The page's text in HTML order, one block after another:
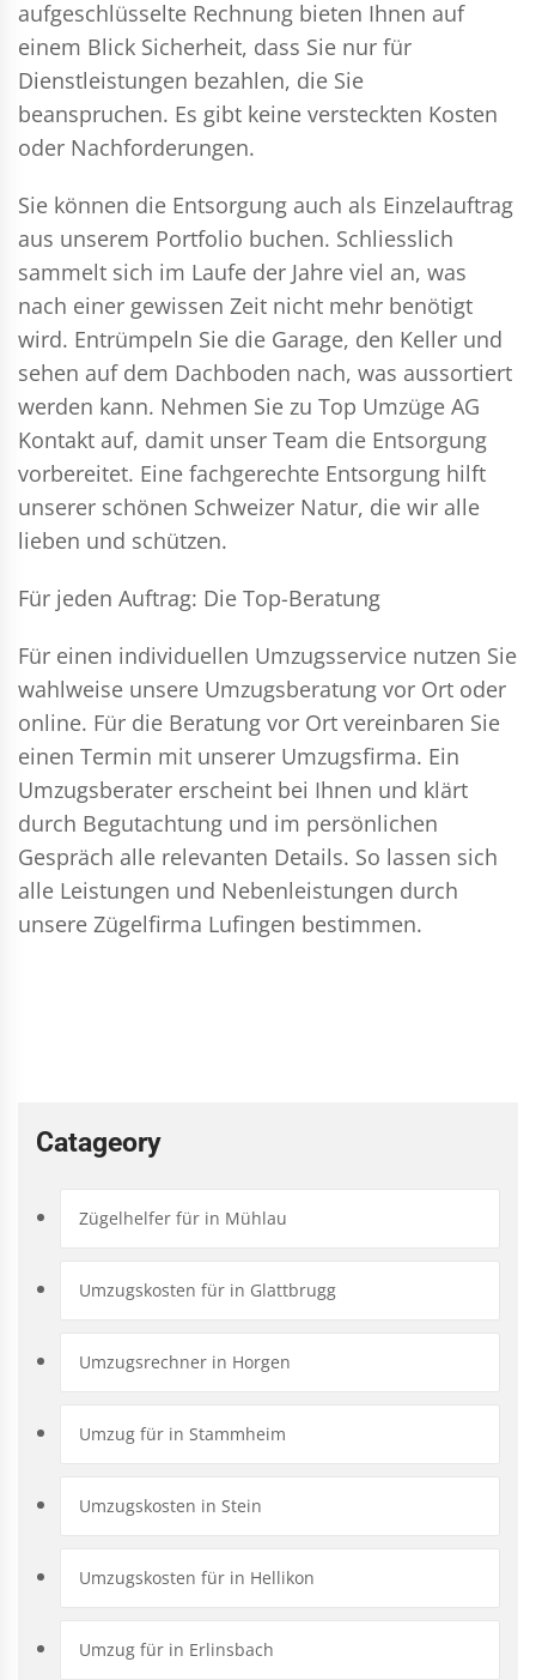
aufgeschlüsselte Rechnung bieten Ihnen auf
einem Blick Sicherheit, dass Sie nur für
Dienstleistungen bezahlen, die Sie
beanspruchen. Es gibt keine versteckten Kosten
oder Nachforderungen.
Sie können die Entsorgung auch als Einzelauftrag
aus unserem Portfolio buchen. Schliesslich
sammelt sich im Laufe der Jahre viel an, was
nach einer gewissen Zeit nicht mehr benötigt
wird. Entrümpeln Sie die Garage, den Keller und
sehen auf dem Dachboden nach, was aussortiert
werden kann. Nehmen Sie zu Top Umzüge AG
Kontakt auf, damit unser Team die Entsorgung
vorbereitet. Eine fachgerechte Entsorgung hilft
unserer schönen Schweizer Natur, die wir alle
lieben und schützen.
Für jeden Auftrag: Die Top-Beratung
Für einen individuellen Umzugsservice nutzen Sie
wahlweise unsere Umzugsberatung vor Ort oder
online. Für die Beratung vor Ort vereinbaren Sie
einen Termin mit unserer Umzugsfirma. Ein
Umzugsberater erscheint bei Ihnen und klärt
durch Begutachtung und im persönlichen
Gespräch alle relevanten Details. So lassen sich
alle Leistungen und Nebenleistungen durch
unsere Zügelfirma Lufingen bestimmen.
Catageory
Zügelhelfer für in Mühlau
Umzugskosten für in Glattbrugg
Umzugsrechner in Horgen
Umzug für in Stammheim
Umzugskosten in Stein
Umzugskosten für in Hellikon
Umzug für in Erlinsbach